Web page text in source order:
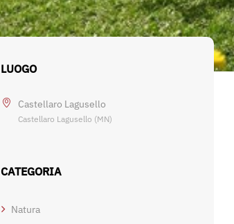
LUOGO
Castellaro Lagusello
Castellaro Lagusello (MN)
CATEGORIA
Natura